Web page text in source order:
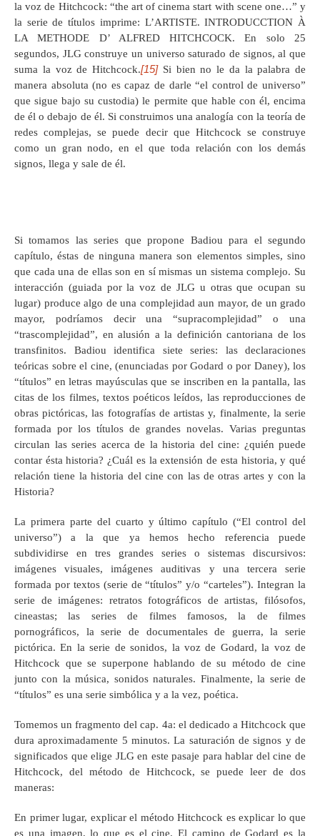
la voz de Hitchcock: “the art of cinema start with scene one…” y
la serie de títulos imprime: L’ARTISTE. INTRODUCCTION À
LA METHODE D’ ALFRED HITCHCOCK. En solo 25
segundos, JLG construye un universo saturado de signos, al que
suma la voz de Hitchcock.[15]Si bien no le da la palabra de
manera absoluta (no es capaz de darle “el control de universo”
que sigue bajo su custodia) le permite que hable con él, encima
de él o debajo de él. Si construimos una analogía con la teoría de
redes complejas, se puede decir que Hitchcock se construye
como un gran nodo, en el que toda relación con los demás
signos, llega y sale de él.
Si tomamos las series que propone Badiou para el segundo
capítulo, éstas de ninguna manera son elementos simples, sino
que cada una de ellas son en sí mismas un sistema complejo. Su
interacción (guiada por la voz de JLG u otras que ocupan su
lugar) produce algo de una complejidad aun mayor, de un grado
mayor, podríamos decir una “supracomplejidad” o una
“trascomplejidad”, en alusión a la definición cantoriana de los
transfinitos. Badiou identifica siete series: las declaraciones
teóricas sobre el cine, (enunciadas por Godard o por Daney), los
“títulos” en letras mayúsculas que se inscriben en la pantalla, las
citas de los filmes, textos poéticos leídos, las reproducciones de
obras pictóricas, las fotografías de artistas y, finalmente, la serie
formada por los títulos de grandes novelas. Varias preguntas
circulan las series acerca de la historia del cine: ¿quién puede
contar ésta historia? ¿Cuál es la extensión de esta historia, y qué
relación tiene la historia del cine con las de otras artes y con la
Historia?
La primera parte del cuarto y último capítulo (“El control del
universo”) a la que ya hemos hecho referencia puede
subdividirse en tres grandes series o sistemas discursivos:
imágenes visuales, imágenes auditivas y una tercera serie
formada por textos (serie de “títulos” y/o “carteles”). Integran la
serie de imágenes: retratos fotográficos de artistas, filósofos,
cineastas; las series de filmes famosos, la de filmes
pornográficos, la serie de documentales de guerra, la serie
pictórica. En la serie de sonidos, la voz de Godard, la voz de
Hitchcock que se superpone hablando de su método de cine
junto con la música, sonidos naturales. Finalmente, la serie de
“títulos” es una serie simbólica y a la vez, poética.
Tomemos un fragmento del cap. 4a: el dedicado a Hitchcock que
dura aproximadamente 5 minutos. La saturación de signos y de
significados que elige JLG en este pasaje para hablar del cine de
Hitchcock, del método de Hitchcock, se puede leer de dos
maneras:
En primer lugar, explicar el método Hitchcock es explicar lo que
es una imagen, lo que es el cine. El camino de Godard es la